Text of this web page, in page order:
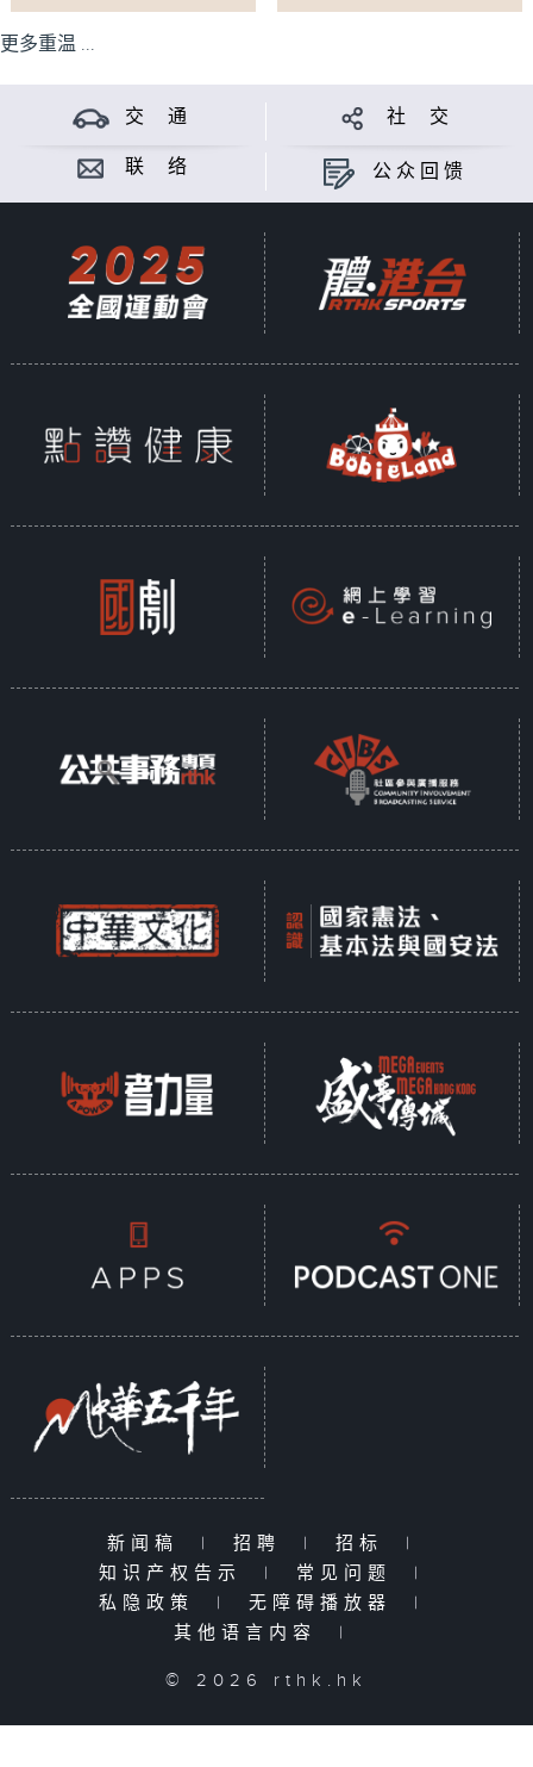
更多重温 ...
交 通 社 交
联 络 公众回馈
新闻稿 | 招聘 | 招标
|
知识产权告示
| 常见问题
|
私隐政策
| 无障碍播放器
|
其他语言内容
|
© 2026 rthk.hk